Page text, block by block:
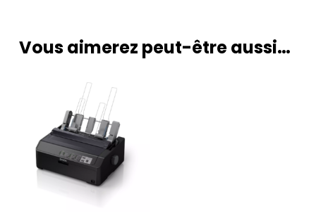
DT
TTC
Vous aimerez peut-être aussi…